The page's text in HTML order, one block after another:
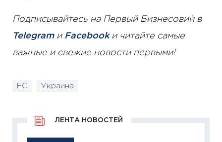
Подписывайтесь на Первый Бизнесовий в
Telegramи Facebookи читайте самые
важные и свежие новости первыми!
ЕС Украина
ЛЕНТА НОВОСТЕЙ